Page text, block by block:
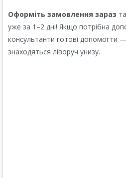
Оформіть замовлення зараз
уже за 1–2 дні! Якщо потрібна
консультанти готові допомогти —
знаходяться ліворуч унизу.